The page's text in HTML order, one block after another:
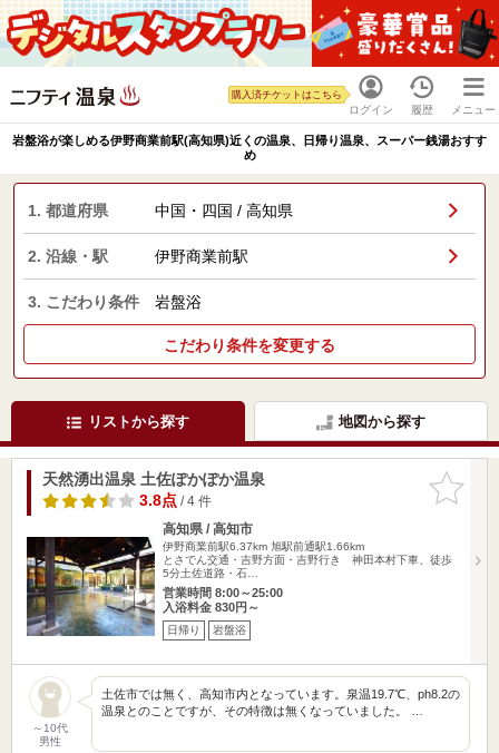
ログイン
購入済チケットはこちら
履歴 メニュー
岩盤浴が楽しめる伊野商業前駅(高知県)近くの温泉、日帰り温泉、スーパー銭湯おすす
め
1. 都道府県 中国・四国 / 高知県
2. 沿線・駅 伊野商業前駅
3. こだわり条件 岩盤浴
こだわり条件を変更する
リストから探す 地図から探す
お気に入
りに追加
天然湧出温泉 土佐ぽかぽか温泉
3.8点/ 4 件
高知県 / 高知市
伊野商業前駅6.37km 旭駅前通駅1.66km
とさでん交通・吉野方面・吉野行き 神田本村下車、徒歩
5分土佐道路・石…
営業時間 8:00～25:00
入浴料金 830円～
日帰り 岩盤浴
～10代
男性
土佐市では無く、高知市内となっています。泉温19.7℃、ph8.2の
温泉とのことですが、その特徴は無くなっていました。 …